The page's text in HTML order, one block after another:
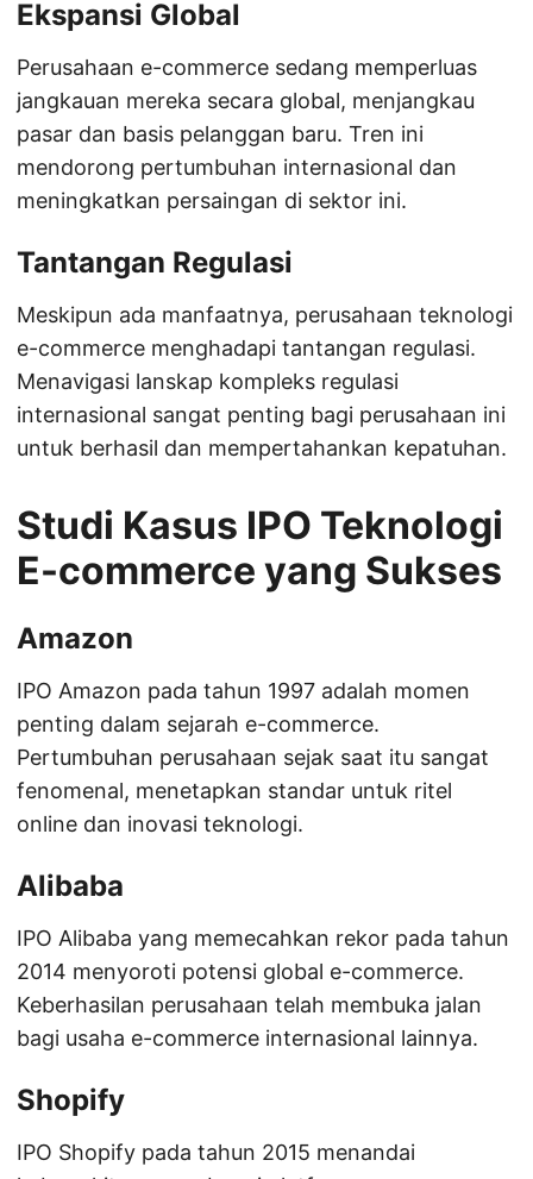
Ekspansi Global
Perusahaan e-commerce sedang memperluas
jangkauan mereka secara global, menjangkau
pasar dan basis pelanggan baru. Tren ini
mendorong pertumbuhan internasional dan
meningkatkan persaingan di sektor ini.
Tantangan Regulasi
Meskipun ada manfaatnya, perusahaan teknologi
e-commerce menghadapi tantangan regulasi.
Menavigasi lanskap kompleks regulasi
internasional sangat penting bagi perusahaan ini
untuk berhasil dan mempertahankan kepatuhan.
Studi Kasus IPO Teknologi
E-commerce yang Sukses
Amazon
IPO Amazon pada tahun 1997 adalah momen
penting dalam sejarah e-commerce.
Pertumbuhan perusahaan sejak saat itu sangat
fenomenal, menetapkan standar untuk ritel
online dan inovasi teknologi.
Alibaba
IPO Alibaba yang memecahkan rekor pada tahun
2014 menyoroti potensi global e-commerce.
Keberhasilan perusahaan telah membuka jalan
bagi usaha e-commerce internasional lainnya.
Shopify
IPO Shopify pada tahun 2015 menandai